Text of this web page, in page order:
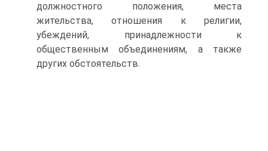
должностного положения, места
жительства, отношения к религии,
убеждений, принадлежности к
общественным объединениям, а также
других обстоятельств.